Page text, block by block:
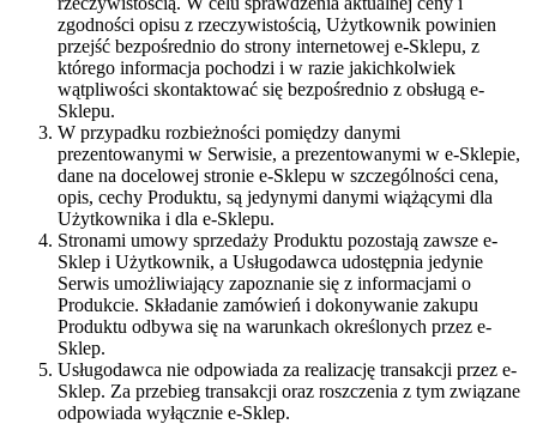
zgodności opisu z rzeczywistością, Użytkownik powinien
przejść bezpośrednio do strony internetowej e-Sklepu, z
którego informacja pochodzi i w razie jakichkolwiek
wątpliwości skontaktować się bezpośrednio z obsługą e-
Sklepu.
W przypadku rozbieżności pomiędzy danymi
prezentowanymi w Serwisie, a prezentowanymi w e-Sklepie,
dane na docelowej stronie e-Sklepu w szczególności cena,
opis, cechy Produktu, są jedynymi danymi wiążącymi dla
Użytkownika i dla e-Sklepu.
Stronami umowy sprzedaży Produktu pozostają zawsze e-
Sklep i Użytkownik, a Usługodawca udostępnia jedynie
Serwis umożliwiający zapoznanie się z informacjami o
Produkcie. Składanie zamówień i dokonywanie zakupu
Produktu odbywa się na warunkach określonych przez e-
Sklep.
Usługodawca nie odpowiada za realizację transakcji przez e-
Sklep. Za przebieg transakcji oraz roszczenia z tym związane
odpowiada wyłącznie e-Sklep.